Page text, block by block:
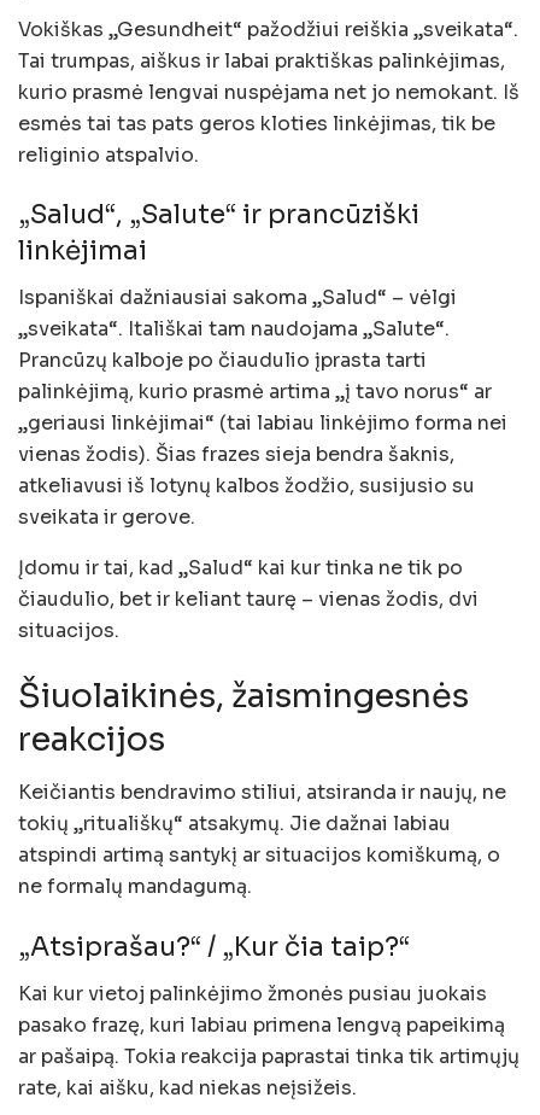
Vokiškas „Gesundheit“ pažodžiui reiškia „sveikata“.
Tai trumpas, aiškus ir labai praktiškas palinkėjimas,
kurio prasmė lengvai nuspėjama net jo nemokant. Iš
esmės tai tas pats geros kloties linkėjimas, tik be
religinio atspalvio.
„Salud“, „Salute“ ir prancūziški
linkėjimai
Ispaniškai dažniausiai sakoma „Salud“ – vėlgi
„sveikata“. Itališkai tam naudojama „Salute“.
Prancūzų kalboje po čiaudulio įprasta tarti
palinkėjimą, kurio prasmė artima „į tavo norus“ ar
„geriausi linkėjimai“ (tai labiau linkėjimo forma nei
vienas žodis). Šias frazes sieja bendra šaknis,
atkeliavusi iš lotynų kalbos žodžio, susijusio su
sveikata ir gerove.
Įdomu ir tai, kad „Salud“ kai kur tinka ne tik po
čiaudulio, bet ir keliant taurę – vienas žodis, dvi
situacijos.
Šiuolaikinės, žaismingesnės
reakcijos
Keičiantis bendravimo stiliui, atsiranda ir naujų, ne
tokių „rituališkų“ atsakymų. Jie dažnai labiau
atspindi artimą santykį ar situacijos komiškumą, o
ne formalų mandagumą.
„Atsiprašau?“ / „Kur čia taip?“
Kai kur vietoj palinkėjimo žmonės pusiau juokais
pasako frazę, kuri labiau primena lengvą papeikimą
ar pašaipą. Tokia reakcija paprastai tinka tik artimųjų
rate, kai aišku, kad niekas neįsižeis.